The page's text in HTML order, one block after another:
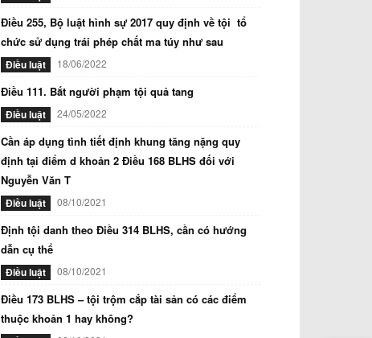
Điều 255, Bộ luật hình sự 2017 quy định về tội tổ
chức sử dụng trái phép chất ma túy như sau
Điều luật 18/06/2022
Điều 111. Bắt người phạm tội quả tang
Điều luật 24/05/2022
Cần áp dụng tình tiết định khung tăng nặng quy
định tại điểm d khoản 2 Điều 168 BLHS đối với
Nguyễn Văn T
Điều luật 08/10/2021
Định tội danh theo Điều 314 BLHS, cần có hướng
dẫn cụ thể
Điều luật 08/10/2021
Điều 173 BLHS – tội trộm cắp tài sản có các điểm
thuộc khoản 1 hay không?